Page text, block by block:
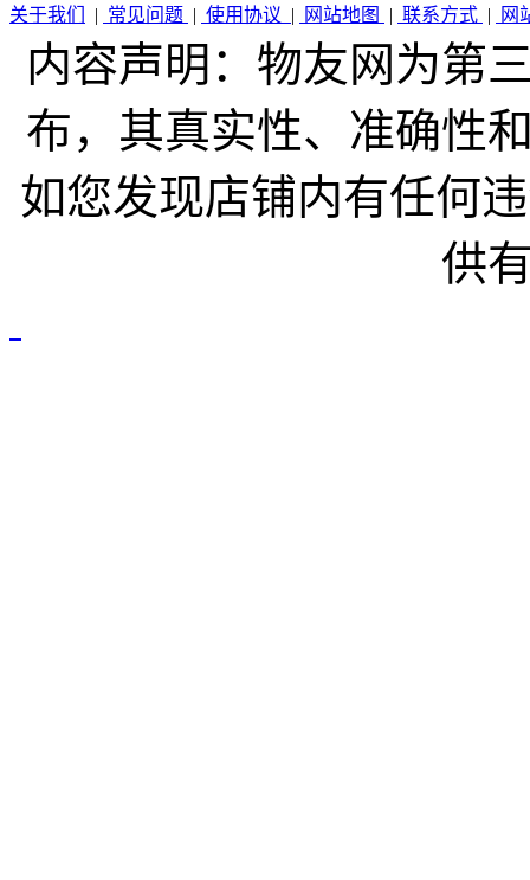
关于我们 | 常见问题 | 使用协议 | 网站地图 | 联系方式 | 网
内容声明：物友网为第
布，其真实性、准确性
如您发现店铺内有任何
供